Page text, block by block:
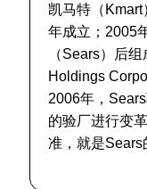
凯马特（
年成立；2005
（Sears）后
Holdings
2006年，
的验厂进行变
准，就是Sears